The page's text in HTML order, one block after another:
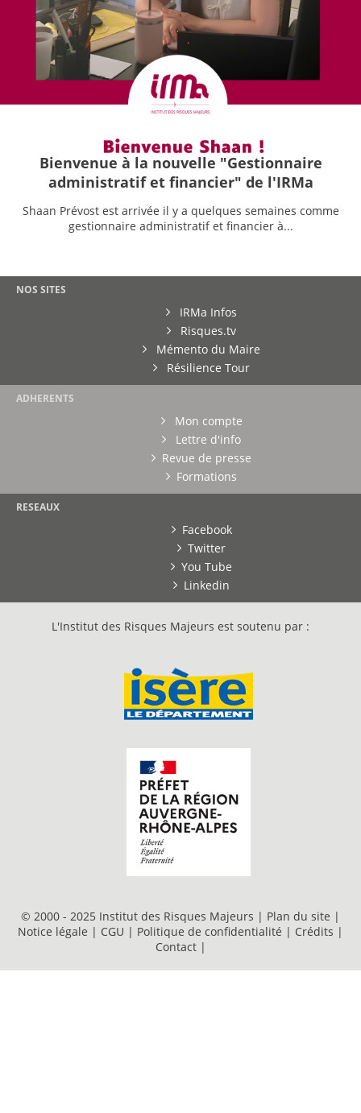
Bienvenue à la nouvelle "Gestionnaire
administratif et financier" de l'IRMa
Shaan Prévost est arrivée il y a quelques semaines comme
gestionnaire administratif et financier à...
NOS SITES
IRMa Infos
Risques.tv
Mémento du Maire
Résilience Tour
ADHERENTS
Mon compte
Lettre d'info
Revue de presse
Formations
RESEAUX
Facebook
Twitter
You Tube
Linkedin
L'Institut des Risques Majeurs est soutenu par :
© 2000 - 2025 Institut des Risques Majeurs | Plan du site |
Notice légale | CGU | Politique de confidentialité | Crédits |
Contact |